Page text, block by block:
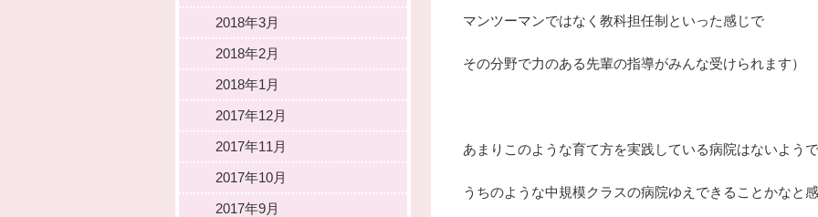
マンツーマンではなく教科担任制といった感じで
その分野で力のある先輩の指導がみんな受けられます）
あまりこのような育て方を実践している病院はないよう
うちのような中規模クラスの病院ゆえできることかなと
2018年3月
2018年2月
2018年1月
2017年12月
2017年11月
2017年10月
2017年9月